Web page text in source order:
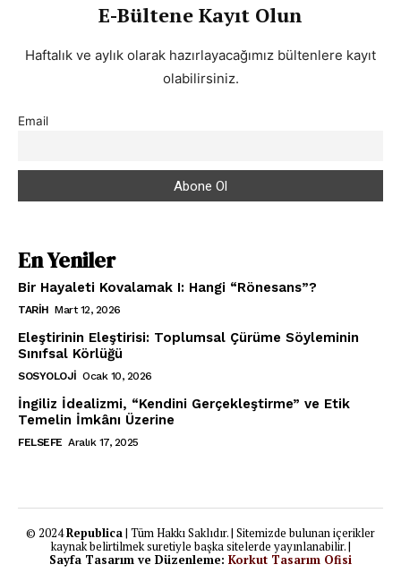
E-Bültene Kayıt Olun
Haftalık ve aylık olarak hazırlayacağımız bültenlere kayıt
olabilirsiniz.
Email
En Yeniler
Bir Hayaleti Kovalamak I: Hangi “Rönesans”?
TARIH Mart 12, 2026
Eleştirinin Eleştirisi: Toplumsal Çürüme Söyleminin
Sınıfsal Körlüğü
SOSYOLOJI Ocak 10, 2026
İngiliz İdealizmi, “Kendini Gerçekleştirme” ve Etik
Temelin İmkânı Üzerine
FELSEFE Aralık 17, 2025
© 2024Republica| Tüm Hakkı Saklıdır. | Sitemizde bulunan içerikler
kaynak belirtilmek suretiyle başka sitelerde yayınlanabilir. |
Sayfa Tasarım ve Düzenleme: Korkut Tasarım Ofisi